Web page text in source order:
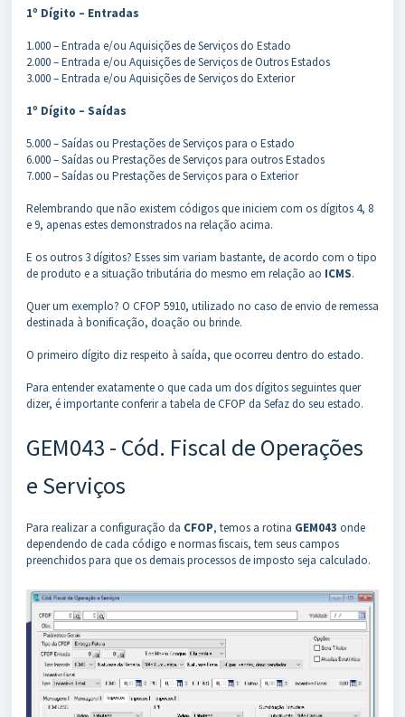
1º Dígito – Entradas
1.000 – Entrada e/ou Aquisições de Serviços do Estado
2.000 – Entrada e/ou Aquisições de Serviços de Outros Estados
3.000 – Entrada e/ou Aquisições de Serviços do Exterior
1º Dígito – Saídas
5.000 – Saídas ou Prestações de Serviços para o Estado
6.000 – Saídas ou Prestações de Serviços para outros Estados
7.000 – Saídas ou Prestações de Serviços para o Exterior
Relembrando que não existem códigos que iniciem com os dígitos 4, 8
e 9, apenas estes demonstrados na relação acima.
E os outros 3 dígitos? Esses sim variam bastante, de acordo com o tipo
de produto e a situação tributária do mesmo em relação ao ICMS.
Quer um exemplo? O CFOP 5910, utilizado no caso de envio de remessa
destinada à bonificação, doação ou brinde.
O primeiro dígito diz respeito à saída, que ocorreu dentro do estado.
Para entender exatamente o que cada um dos dígitos seguintes quer
dizer, é importante conferir a tabela de CFOP da Sefaz do seu estado.
GEM043 - Cód. Fiscal de Operações
e Serviços
Para realizar a configuração da CFOP, temos a rotina GEM043 onde
dependendo de cada código e normas fiscais, tem seus campos
preenchidos para que os demais processos de imposto seja calculado.